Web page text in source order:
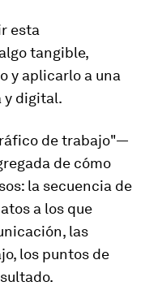
esta
tangible,
y aplicarlo a una
y digital.
de trabajo"—
de cómo
la secuencia de
a los que
las
los puntos de